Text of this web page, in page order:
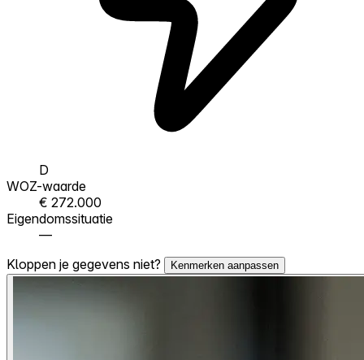
D
WOZ-waarde
€ 272.000
Eigendomssituatie
—
Kloppen je gegevens niet?
Kenmerken aanpassen